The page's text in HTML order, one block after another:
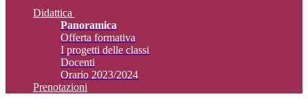
Didattica
Panoramica
Offerta formativa
I progetti delle classi
Docenti
Orario 2023/2024
Prenotazioni